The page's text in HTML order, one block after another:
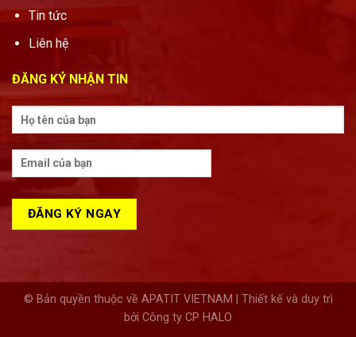
Tin tức
Liên hệ
ĐĂNG KÝ NHẬN TIN
© Bản quyền thuộc về APATIT VIETNAM | Thiết kế và duy trì
bởi Công ty CP HALO